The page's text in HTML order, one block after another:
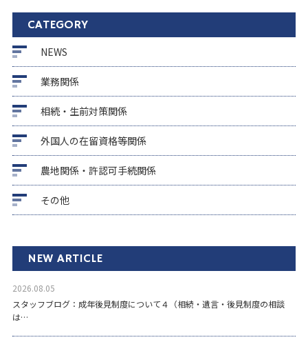
CATEGORY
NEWS
業務関係
相続・生前対策関係
外国人の在留資格等関係
農地関係・許認可手続関係
その他
NEW ARTICLE
2026.08.05
スタッフブログ：成年後見制度について４（相続・遺言・後見制度の相談
は…